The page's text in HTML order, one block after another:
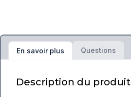
En savoir plus Questions
Description du produit